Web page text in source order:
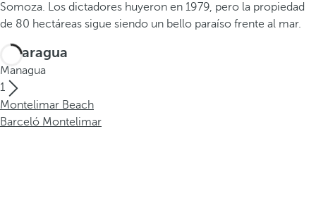
Somoza. Los dictadores huyeron en 1979, pero la propiedad
de 80 hectáreas sigue siendo un bello paraíso frente al mar.
Nicaragua
Managua
1
Montelimar Beach
Barceló Montelimar